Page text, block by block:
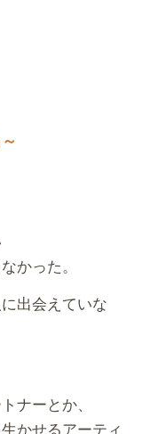
かった。
出会えていな
ナーとか、
かせるアーティ